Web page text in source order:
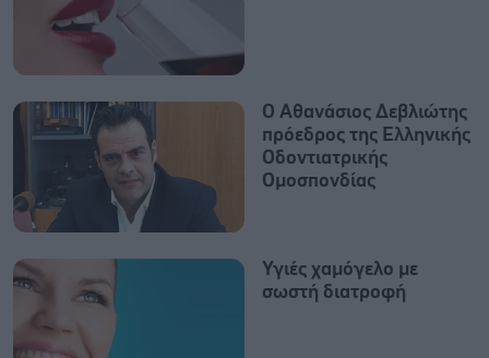
Ο Αθανάσιος Δεβλιώτης
πρόεδρος της Ελληνικής
Οδοντιατρικής
Ομοσπονδίας
Υγιές χαμόγελο με
σωστή διατροφή